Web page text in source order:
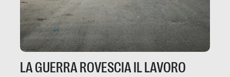
LA GUERRA ROVESCIA IL LAVORO